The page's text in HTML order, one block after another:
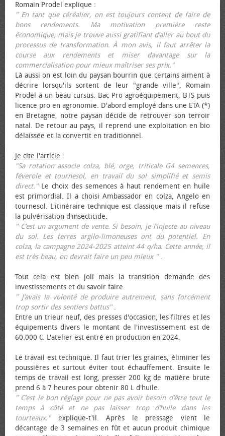
Romain Prodel explique :
" En tant que céréalier, on est toujours content de faire de
bons rendements. Ma motivation première reste
économique, mais je trouve aussi gratifiant d’aller au bout du
processus de transformation. À mon avis, il faut arrêter la
course aux rendements et miser davantage sur la
commercialisation pour mieux maîtriser ses prix."
Là aussi on est loin du paysan bourrin que certains aiment à
décrire lorsqu'ils sortent de leur "grande ville", Romain
Prodel a un beau cursus. Bac Pro agroéquipement, BTS puis
licence pro en agronomie. D'abord employé dans une ETA (*)
en Bretagne, notre paysan décide de retrouver son terroir
natal. De retour au pays, il reprend une exploitation en bio
délaissée et la convertit en traditionnel.
Je cite l'article :
"Sa rotation associe colza, blé, orge, triticale G4 semences,
féverole et tournesol, en travail du sol simplifié et semis
direct."Le choix des semences à haut rendement en huile
est primordial. Il a choisi Ambassador en colza, Angelo en
tournesol. L'itinéraire technique est classique mais il refuse
la pulvérisation d'insecticide.
" C’est un argument de vente. Si besoin, je l’injecte au niveau
du sol. Les terres argilo-limoneuses ont du potentiel. En
colza, la campagne 2024-2025 atteint 44 q/ha. Cette année, il
est très beau, on devrait faire un peu mieux ".
Tout cela est bien joli mais la transition demande des
investissements et du savoir faire.
" J’avais la volonté de produire autrement, sans forcément
trop sortir des sentiers battus".
Entre un trieur neuf, des presses d'occasion, les filtres et les
équipements divers le montant de l'investissement est de
60.000 €. L'atelier est entré en production en 2024.
Le travail est technique. Il faut trier les graines, éliminer les
poussières et surtout éviter tout échauffement. Ensuite le
temps de travail est long, presser 200 kg de matière brute
prend 6 à 7 heures pour obtenir 80 L d'huile.
" C’est le bon réglage pour ne pas avoir besoin d’être tout le
temps à côté et ne pas laisser trop d’huile dans les
tourteaux."explique-t'il. Après le pressage vient le
décantage de 3 semaines en fût et aucun produit chimique